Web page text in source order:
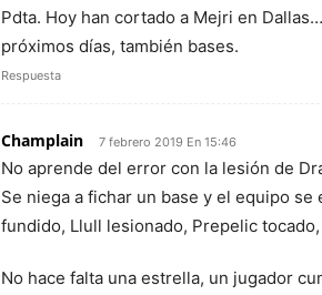
Pdta. Hoy han cortado a Mejri en
próximos días, también bases.
Respuesta
Champlain 7 febrero 2019 En 15:46
No aprende del error con la lesión de
Se niega a fichar un base y el equipo se
fundido, Llull lesionado, Prepelic
No hace falta una estrella, un jugador